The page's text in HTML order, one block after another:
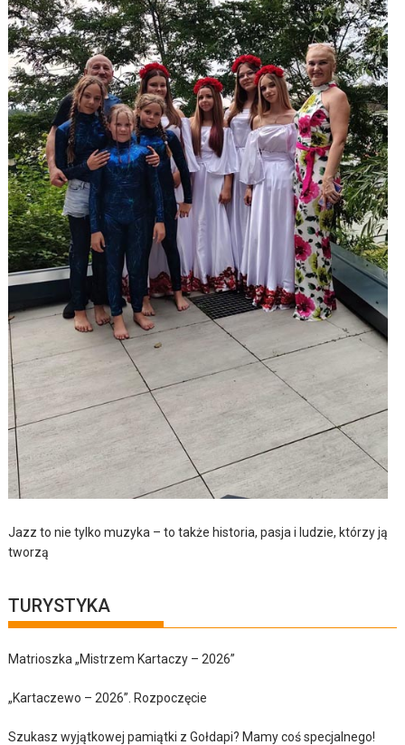
Jazz to nie tylko muzyka – to także historia, pasja i ludzie, którzy ją
tworzą
TURYSTYKA
Matrioszka „Mistrzem Kartaczy – 2026”
„Kartaczewo – 2026”. Rozpoczęcie
Szukasz wyjątkowej pamiątki z Gołdapi? Mamy coś specjalnego!